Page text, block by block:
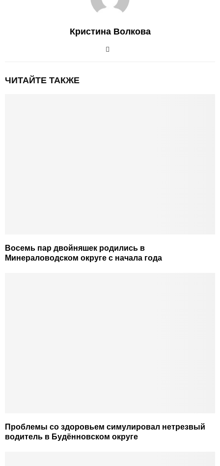
Кристина Волкова
ЧИТАЙТЕ ТАКЖЕ
Восемь пар двойняшек родились в
Минераловодском округе с начала года
Проблемы со здоровьем симулировал нетрезвый
водитель в Будённовском округе